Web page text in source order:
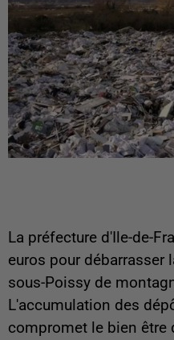
La préfecture d'Ile-de-
euros pour débarrasser
sous-Poissy de
L'accumulation des
compromet le bien être